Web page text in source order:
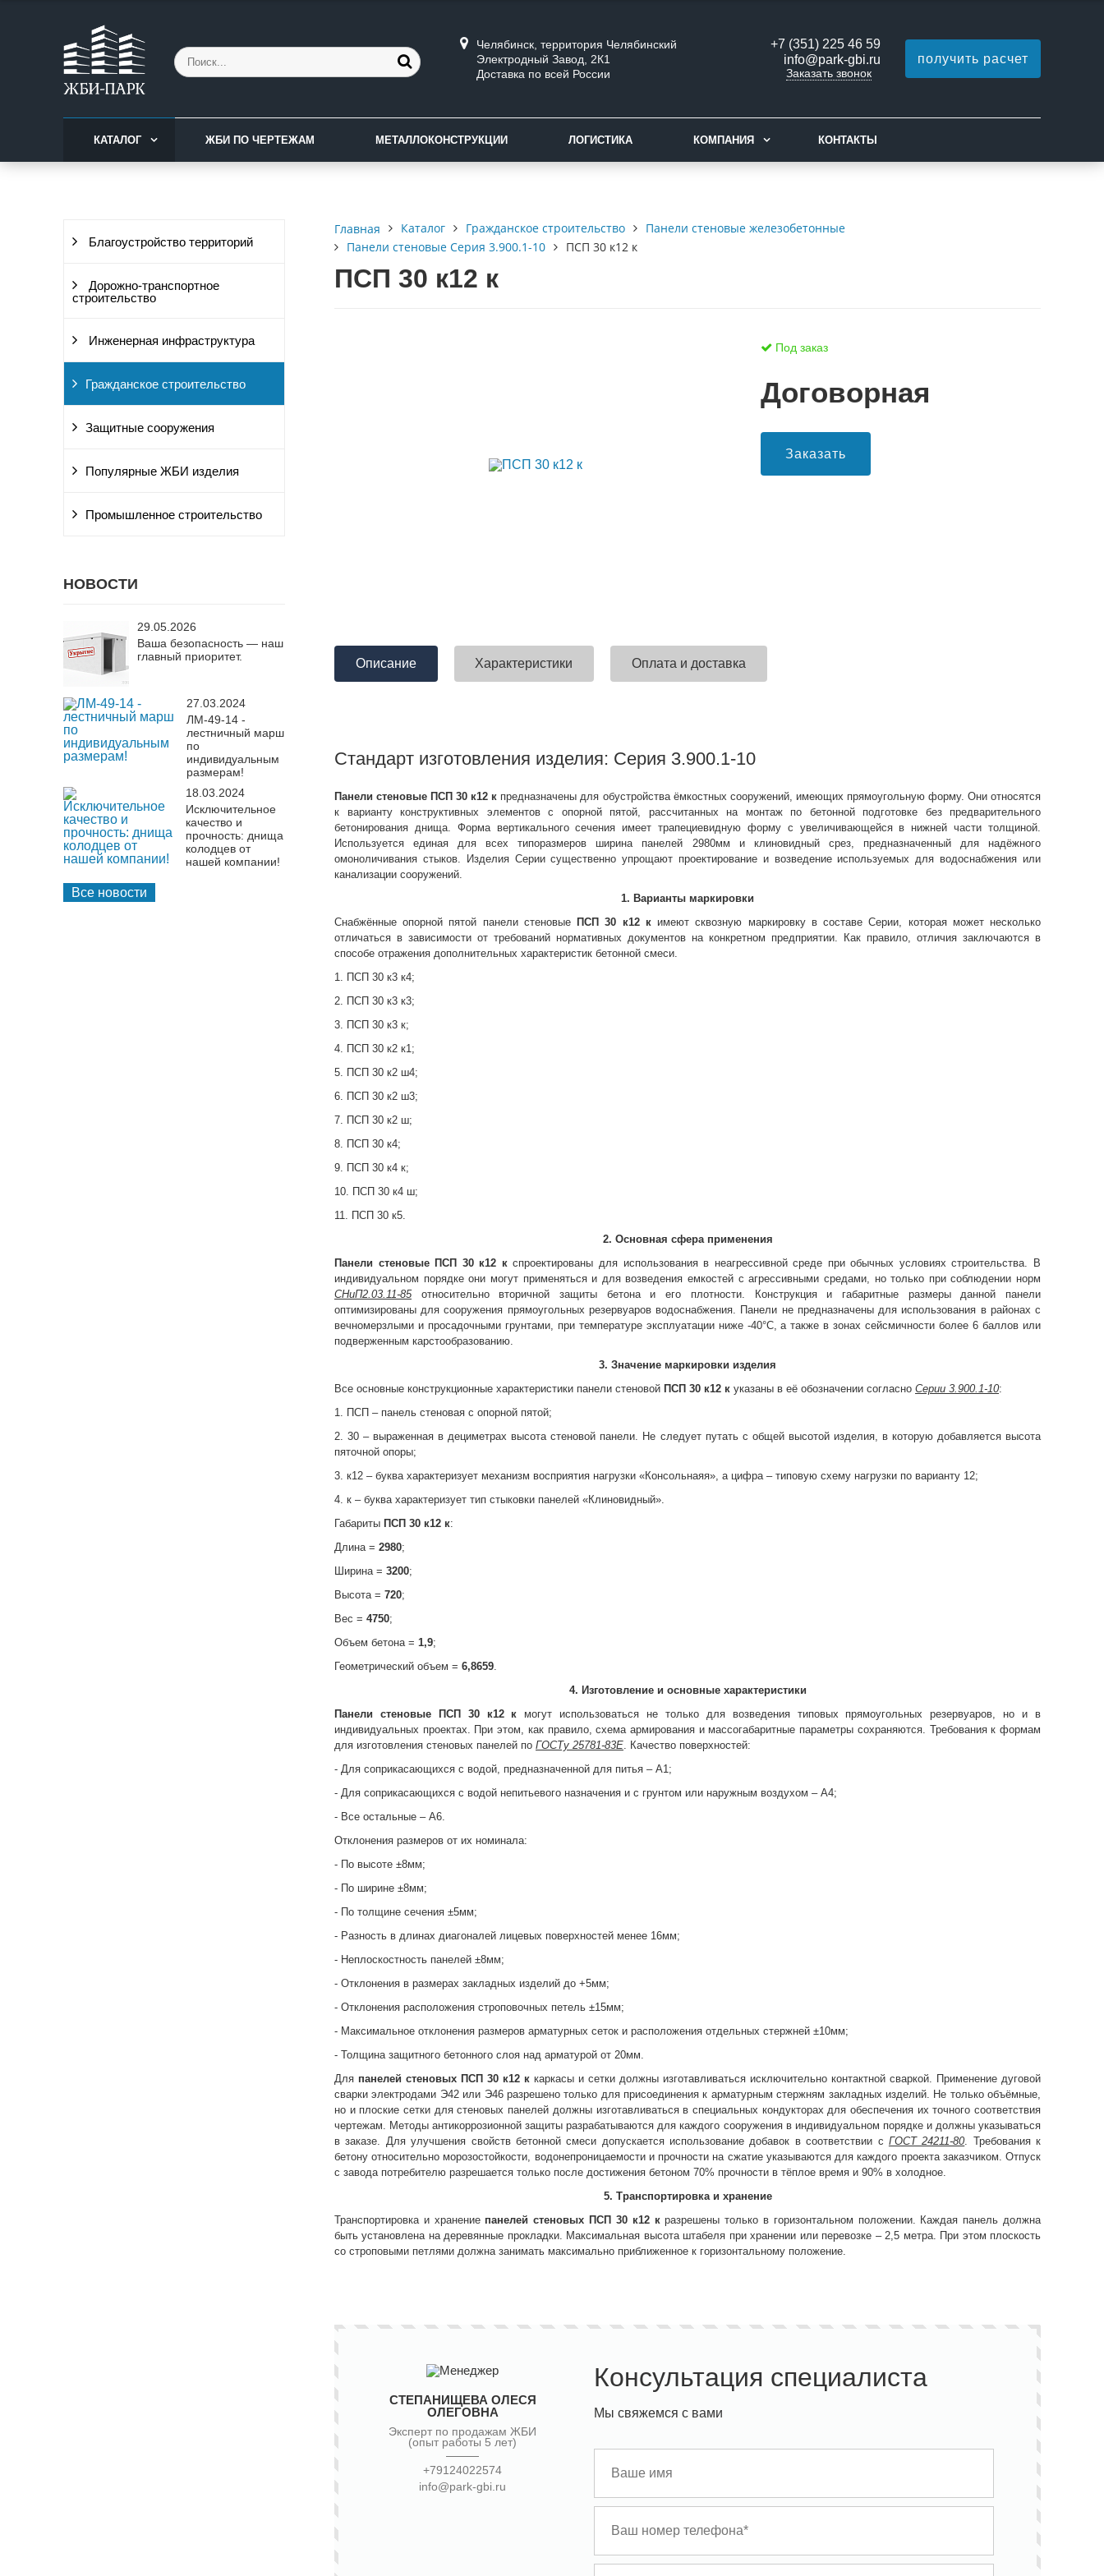
Челябинск, территория Челябинский
Электродный Завод, 2К1
Доставка по всей России
+7 (351) 225 46 59
info@park-gbi.ru
Заказать звонок
получить расчет
КАТАЛОГ ЖБИ ПО ЧЕРТЕЖАМ МЕТАЛЛОКОНСТРУКЦИИ ЛОГИСТИКА КОМПАНИЯ КОНТАКТЫ
Благоустройство территорий
Дорожно-транспортное
строительство
Инженерная инфраструктура
Гражданское строительство
Защитные сооружения
Популярные ЖБИ изделия
Промышленное строительство
НОВОСТИ
29.05.2026
Ваша безопасность — наш
главный приоритет.
27.03.2024
ЛМ-49-14 -
лестничный марш
по
индивидуальным
размерам!
18.03.2024
Исключительное
качество и
прочность: днища
колодцев от
нашей компании!
Все новости
Главная Каталог Гражданское строительство
Панели стеновые железобетонные
Панели стеновые Серия 3.900.1-10
ПСП 30 к12 к
ПСП 30 к12 к
Под заказ
Договорная
Заказать
Описание Характеристики Оплата и доставка
Стандарт изготовления изделия: Серия 3.900.1-10
Панели стеновые ПСП 30 к12 к предназначены для обустройства ёмкостных сооружений, имеющих прямоугольную форму. Они относятся
к варианту конструктивных элементов с опорной пятой, рассчитанных на монтаж по бетонной подготовке без предварительного
бетонирования днища. Форма вертикального сечения имеет трапециевидную форму с увеличивающейся в нижней части толщиной.
Используется единая для всех типоразмеров ширина панелей 2980мм и клиновидный срез, предназначенный для надёжного
омоноличивания стыков. Изделия Серии существенно упрощают проектирование и возведение используемых для водоснабжения или
канализации сооружений.
1. Варианты маркировки
Снабжённые опорной пятой панели стеновые ПСП 30 к12 кимеют сквозную маркировку в составе Серии, которая может несколько
отличаться в зависимости от требований нормативных документов на конкретном предприятии. Как правило, отличия заключаются в
способе отражения дополнительных характеристик бетонной смеси.
1. ПСП 30 к3 к4;
2. ПСП 30 к3 к3;
3. ПСП 30 к3 к;
4. ПСП 30 к2 к1;
5. ПСП 30 к2 ш4;
6. ПСП 30 к2 ш3;
7. ПСП 30 к2 ш;
8. ПСП 30 к4;
9. ПСП 30 к4 к;
10. ПСП 30 к4 ш;
11. ПСП 30 к5.
2. Основная сфера применения
Панели стеновые ПСП 30 к12 кспроектированы для использования в неагрессивной среде при обычных условиях строительства. В
индивидуальном порядке они могут применяться и для возведения емкостей с агрессивными средами, но только при соблюдении норм
СНиП2.03.11-85относительно вторичной защиты бетона и его плотности. Конструкция и габаритные размеры данной панели
оптимизированы для сооружения прямоугольных резервуаров водоснабжения. Панели не предназначены для использования в районах с
вечномерзлыми и просадочными грунтами, при температуре эксплуатации ниже -40°С, а также в зонах сейсмичности более 6 баллов или
подверженным карстообразованию.
3. Значение маркировки изделия
Все основные конструкционные характеристики панели стеновой ПСП 30 к12 к указаны в её обозначении согласно Серии 3.900.1-10:
1. ПСП – панель стеновая с опорной пятой;
2. 30 – выраженная в дециметрах высота стеновой панели. Не следует путать с общей высотой изделия, в которую добавляется высота
пяточной опоры;
3. к12 – буква характеризует механизм восприятия нагрузки «Консольнаяя», а цифра – типовую схему нагрузки по варианту 12;
4. к – буква характеризует тип стыковки панелей «Клиновидный».
Габариты ПСП 30 к12 к:
Длина = 2980;
Ширина = 3200;
Высота = 720;
Вес = 4750;
Объем бетона = 1,9;
Геометрический объем = 6,8659.
4. Изготовление и основные характеристики
Панели стеновые
ПСП 30 к12 к могут использоваться не только для возведения типовых прямоугольных резервуаров, но и в
индивидуальных проектах. При этом, как правило, схема армирования и массогабаритные параметры сохраняются. Требования к формам
для изготовления стеновых панелей по ГОСТу 25781-83Е. Качество поверхностей:
- Для соприкасающихся с водой, предназначенной для питья – А1;
- Для соприкасающихся с водой непитьевого назначения и с грунтом или наружным воздухом – А4;
- Все остальные – А6.
Отклонения размеров от их номинала:
- По высоте ±8мм;
- По ширине ±8мм;
- По толщине сечения ±5мм;
- Разность в длинах диагоналей лицевых поверхностей менее 16мм;
- Неплоскостность панелей ±8мм;
- Отклонения в размерах закладных изделий до +5мм;
- Отклонения расположения строповочных петель ±15мм;
- Максимальное отклонения размеров арматурных сеток и расположения отдельных стержней ±10мм;
- Толщина защитного бетонного слоя над арматурой от 20мм.
Для панелей стеновых ПСП 30 к12 к каркасы и сетки должны изготавливаться исключительно контактной сваркой. Применение дуговой
сварки электродами Э42 или Э46 разрешено только для присоединения к арматурным стержням закладных изделий. Не только объёмные,
но и плоские сетки для стеновых панелей должны изготавливаться в специальных кондукторах для обеспечения их точного соответствия
чертежам. Методы антикоррозионной защиты разрабатываются для каждого сооружения в индивидуальном порядке и должны указываться
в заказе. Для улучшения свойств бетонной смеси допускается использование добавок в соответствии с ГОСТ 24211-80. Требования к
бетону относительно морозостойкости, водонепроницаемости и прочности на сжатие указываются для каждого проекта заказчиком. Отпуск
с завода потребителю разрешается только после достижения бетоном 70% прочности в тёплое время и 90% в холодное.
5. Транспортировка и хранение
Транспортировка и хранение панелей стеновых ПСП 30 к12 кразрешены только в горизонтальном положении. Каждая панель должна
быть установлена на деревянные прокладки. Максимальная высота штабеля при хранении или перевозке – 2,5 метра. При этом плоскость
со строповыми петлями должна занимать максимально приближенное к горизонтальному положение.
СТЕПАНИЩЕВА ОЛЕСЯ
ОЛЕГОВНА
Эксперт по продажам ЖБИ
(опыт работы 5 лет)
+79124022574
info@park-gbi.ru
Консультация специалиста
Мы свяжемся с вами